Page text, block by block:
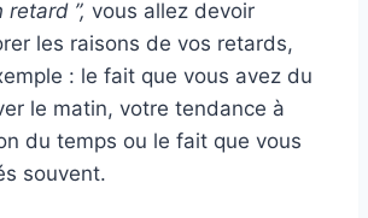
”, vous allez devoir
les raisons de vos retards,
: le fait que vous avez du
le matin, votre tendance à
du temps ou le fait que vous
souvent.